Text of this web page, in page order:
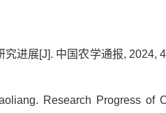
进展[J]. 中国农学通报, 2024,
Research Progress of